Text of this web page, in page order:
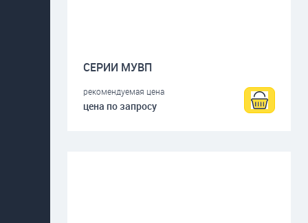
СЕРИИ МУВП
рекомендуемая цена
цена по запросу